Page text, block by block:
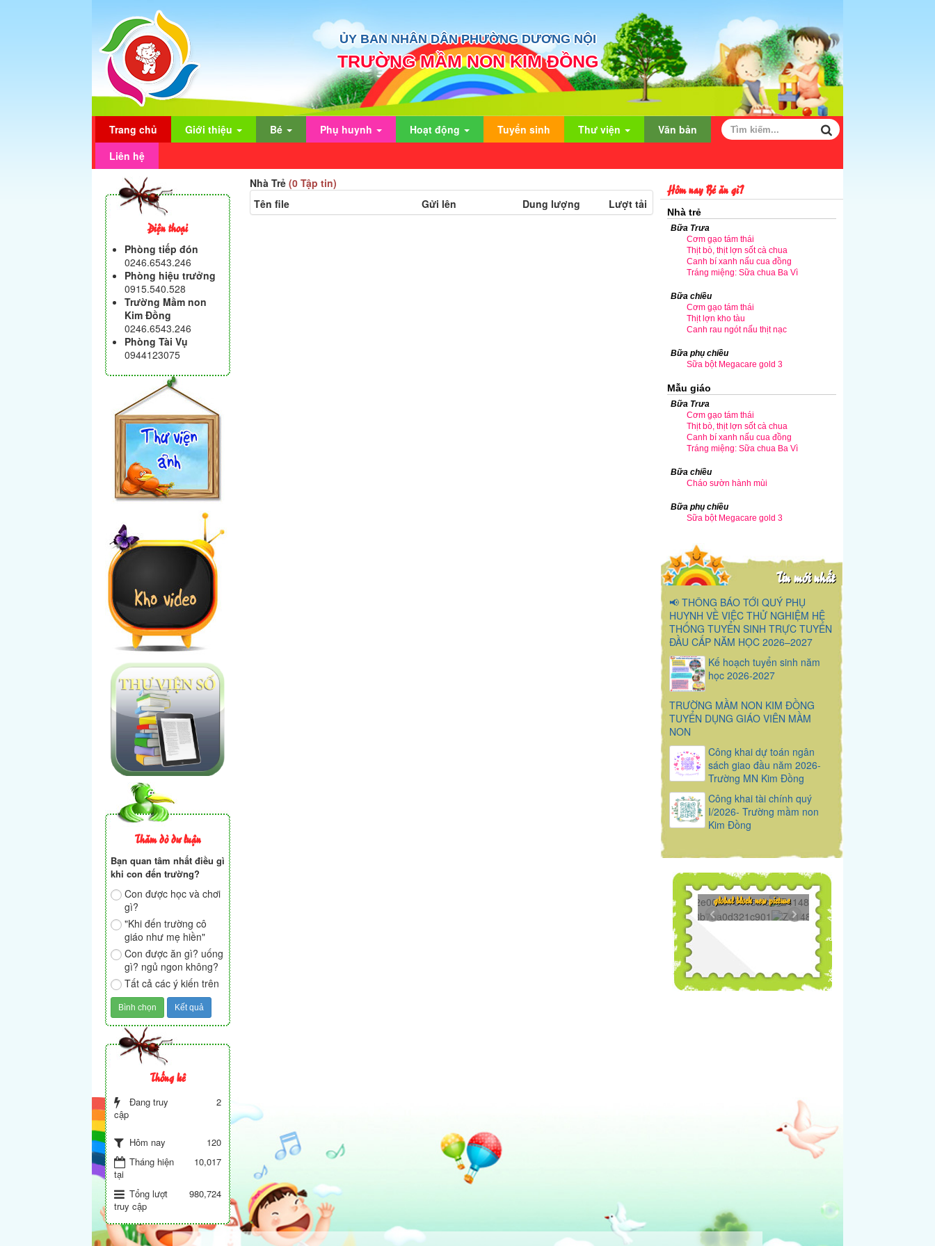
ỦY BAN NHÂN DÂN PHƯỜNG DƯƠNG NỘI
TRƯỜNG MẦM NON KIM ĐỒNG
Trang chủ Giới thiệu Bé Phụ huynh Hoạt động Tuyển sinh Thư viện
Văn bản
Liên hệ
Nhà Trẻ(0 Tập tin)
Tên file
Gửi lên Dung lượng Lượt tải
Hôm nay Bé ăn gì?
Nhà trẻ
Bữa Trưa
Cơm gạo tám thái
Thịt bò, thịt lợn sốt cà chua
Canh bí xanh nấu cua đồng
Tráng miệng: Sữa chua Ba Vì
Bữa chiều
Cơm gạo tám thái
Thịt lợn kho tàu
Canh rau ngót nấu thịt nạc
Bữa phụ chiều
Sữa bột Megacare gold 3
Mẫu giáo
Bữa Trưa
Cơm gạo tám thái
Thịt bò, thịt lợn sốt cà chua
Canh bí xanh nấu cua đồng
Tráng miệng: Sữa chua Ba Vì
Bữa chiều
Cháo sườn hành mùi
Bữa phụ chiều
Sữa bột Megacare gold 3
Tin mới nhất
📢 THÔNG BÁO TỚI QUÝ PHỤ
HUYNH VỀ VIỆC THỬ NGHIỆM HỆ
THỐNG TUYỂN SINH TRỰC TUYẾN
ĐẦU CẤP NĂM HỌC 2026–2027
Kế hoạch tuyển sinh năm
học 2026-2027
TRƯỜNG MẦM NON KIM ĐỒNG
TUYỂN DỤNG GIÁO VIÊN MẦM
NON
Công khai dự toán ngân
sách giao đầu năm 2026-
Trường MN Kim Đồng
Công khai tài chính quý
I/2026- Trường mầm non
Kim Đồng
global block new picture
Điện thoại
Phòng tiếp đón
0246.6543.246
Phòng hiệu trưởng
0915.540.528
Trường Mầm non
Kim Đồng
0246.6543.246
Phòng Tài Vụ
0944123075
Thăm dò dư luận
Bạn quan tâm nhất điều gì
khi con đến trường?
Con được học và chơi
gì?
"Khi đến trường cô
giáo như mẹ hiền"
Con được ăn gì? uống
gì? ngủ ngon không?
Tất cả các ý kiến trên
Thống kê
Đang truy
cập
2
Hôm nay
120
Tháng hiện
tại
10,017
Tổng lượt
truy cập
980,724